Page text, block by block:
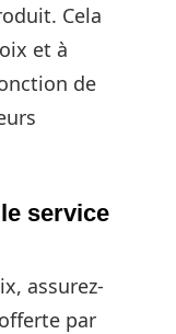
Cela
et à
de
service
assurez-
par